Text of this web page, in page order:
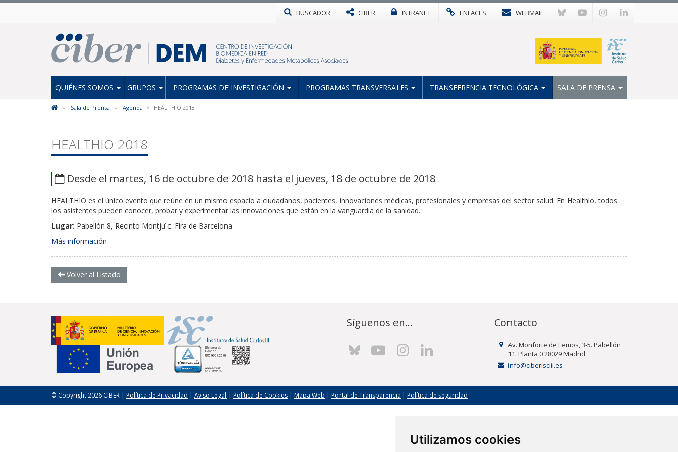
Utilizamos cookies
BUSCADOR CIBER INTRANET ENLACES WEBMAIL
QUIÉNES SOMOS GRUPOS PROGRAMAS DE INVESTIGACIÓN PROGRAMAS TRANSVERSALES TRANSFERENCIA TECNOLÓGICA SALA DE PRENSA
Sala de Prensa Agenda HEALTHIO 2018
HEALTHIO 2018
Desde el martes, 16 de octubre de 2018 hasta el jueves, 18 de octubre de 2018
HEALTHIO es el único evento que reúne en un mismo espacio a ciudadanos, pacientes, innovaciones médicas, profesionales y empresas del sector salud. En Healthio, todos
los asistentes pueden conocer, probar y experimentar las innovaciones que están en la vanguardia de la sanidad.
Lugar: Pabellón 8, Recinto Montjuïc. Fira de Barcelona
Más información
Volver al Listado
Síguenos en... Contacto
Av. Monforte de Lemos, 3-5. Pabellón
11. Planta 0 28029 Madrid
info@ciberisciii.es
© Copyright 2026 CIBER | Política de Privacidad | Aviso Legal | Política de Cookies | Mapa Web | Portal de Transparencia | Política de seguridad